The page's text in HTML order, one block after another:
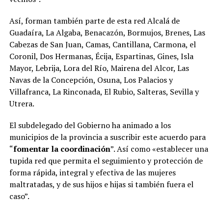
Así, forman también parte de esta red Alcalá de
Guadaíra, La Algaba, Benacazón, Bormujos, Brenes, Las
Cabezas de San Juan, Camas, Cantillana, Carmona, el
Coronil, Dos Hermanas, Écija, Espartinas, Gines, Isla
Mayor, Lebrija, Lora del Río, Mairena del Alcor, Las
Navas de la Concepción, Osuna, Los Palacios y
Villafranca, La Rinconada, El Rubio, Salteras, Sevilla y
Utrera.
El subdelegado del Gobierno ha animado a los
municipios de la provincia a suscribir este acuerdo para
“fomentar la coordinación”. Así como «establecer una
tupida red que permita el seguimiento y protección de
forma rápida, integral y efectiva de las mujeres
maltratadas, y de sus hijos e hijas si también fuera el
caso”.